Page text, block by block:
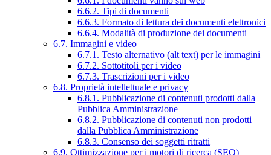
6.6.2. Tipi di documenti
6.6.3. Formato di lettura dei documenti elettronici
6.6.4. Modalità di produzione dei documenti
6.7. Immagini e video
6.7.1. Testo alternativo (alt text) per le immagini
6.7.2. Sottotitoli per i video
6.7.3. Trascrizioni per i video
6.8. Proprietà intellettuale e privacy
6.8.1. Pubblicazione di contenuti prodotti dalla
Pubblica Amministrazione
6.8.2. Pubblicazione di contenuti non prodotti
dalla Pubblica Amministrazione
6.8.3. Consenso dei soggetti ritratti
6.9. Ottimizzazione per i motori di ricerca (SEO)